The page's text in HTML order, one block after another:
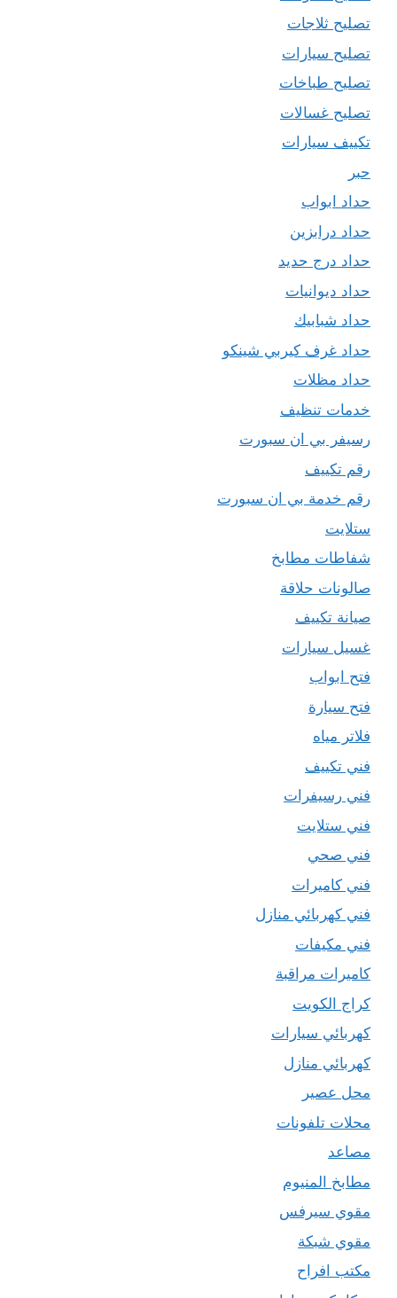
تصليح ثلاجات
تصليح سيارات
تصليح طباخات
تصليح غسالات
تكييف سيارات
حبر
حداد ابواب
حداد درابزين
حداد درج حديد
حداد ديوانيات
حداد شبابيك
حداد غرف كيربي شينكو
حداد مظلات
خدمات تنظيف
رسيفر بي ان سبورت
رقم تكييف
رقم خدمة بي ان سبورت
ستلايت
شفاطات مطابخ
صالونات حلاقة
صيانة تكييف
غسيل سيارات
فتح ابواب
فتح سيارة
فلاتر مياه
فني تكييف
فني رسيفرات
فني ستلايت
فني صحي
فني كاميرات
فني كهربائي منازل
فني مكيفات
كاميرات مراقبة
كراج الكويت
كهربائي سيارات
كهربائي منازل
محل عصير
محلات تلفونات
مصاعد
مطابخ المنيوم
مقوي سيرفس
مقوي شبكة
مكتب افراح